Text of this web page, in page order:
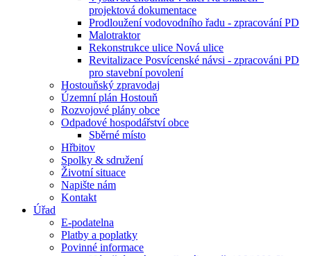
projektová dokumentace
Prodloužení vodovodního řadu - zpracování PD
Malotraktor
Rekonstrukce ulice Nová ulice
Revitalizace Posvícenské návsi - zpracováni PD
pro stavební povolení
Hostouňský zpravodaj
Územní plán Hostouň
Rozvojové plány obce
Odpadové hospodářství obce
Sběrné místo
Hřbitov
Spolky & sdružení
Životní situace
Napište nám
Kontakt
Úřad
E-podatelna
Platby a poplatky
Povinné informace